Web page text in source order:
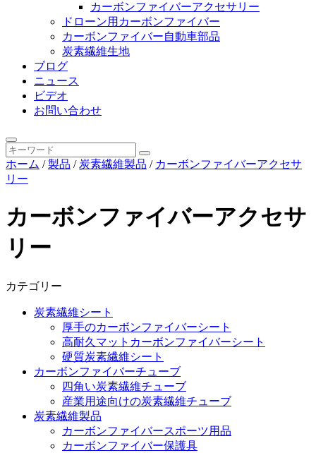
カーボンファイバーアクセサリー
ドローン用カーボンファイバー
カーボンファイバー自動車部品
炭素繊維生地
ブログ
ニュース
ビデオ
お問い合わせ
ホーム /製品 / 炭素繊維製品 / カーボンファイバーアクセサ
リー
カーボンファイバーアクセサ
リー
カテゴリー
炭素繊維シート
厚手のカーボンファイバーシート
高耐久マットカーボンファイバーシート
硬質炭素繊維シート
カーボンファイバーチューブ
四角い炭素繊維チューブ
産業用途向けの炭素繊維チューブ
炭素繊維製品
カーボンファイバースポーツ用品
カーボンファイバー保護具